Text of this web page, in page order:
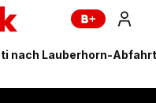
nach Lauberhorn-